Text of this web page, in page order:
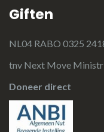
Giften
NL04 RABO 0325
tnv Next Move
Doneer direct